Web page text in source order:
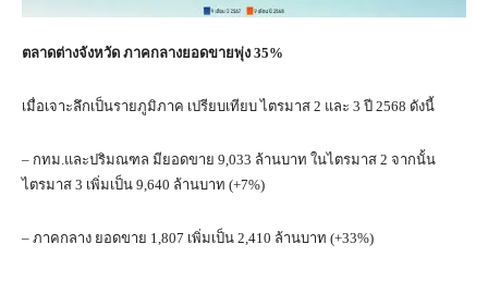
ตลาดต่างจังหวัด ภาคกลางยอดขายพุ่ง 35%
เมื่อเจาะลึกเป็นรายภูมิภาค เปรียบเทียบ ไตรมาส 2 และ 3 ปี 2568 ดังนี้
– กทม.และปริมณฑล มียอดขาย 9,033 ล้านบาท ในไตรมาส 2 จากนั้น
ไตรมาส 3 เพิ่มเป็น 9,640 ล้านบาท (+7%)
– ภาคกลาง ยอดขาย 1,807 เพิ่มเป็น 2,410 ล้านบาท (+33%)